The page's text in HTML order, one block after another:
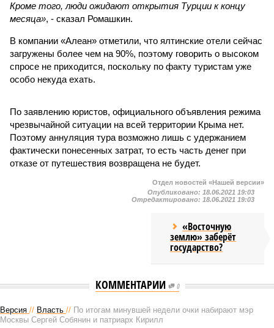
Кроме того, люди ожидают открытия Турции к концу
месяца», - сказал Ромашкин.
В компании «Алеан» отметили, что ялтинские отели сейчас
загружены более чем на 90%, поэтому говорить о высоком
спросе не приходится, поскольку по факту туристам уже
особо некуда ехать.
По заявлению юристов, официального объявления режима
чрезвычайной ситуации на всей территории Крыма нет.
Поэтому аннуляция тура возможно лишь с удержанием
фактически понесенных затрат, то есть часть денег при
отказе от путешествия возвращена не будет.
Отдел новостей «Нашей версии»
Опубликовано: 18.06.2021 19:03
Отредактировано: 18.06.2021 19:03
«Восточную
землю» заберёт
государство?
КОММЕНТАРИИ 0
Версия // Власть // По итогам минувшей недели очки набирают мэр
Москвы Сергей Собянин и патриарх Кирилл